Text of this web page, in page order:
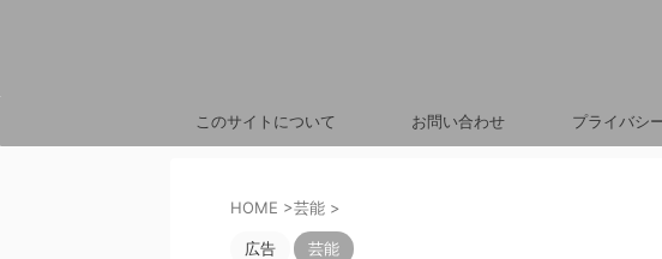
このサイトについて お問い合わせ プライバシ
HOME >芸能 >
広告 芸能